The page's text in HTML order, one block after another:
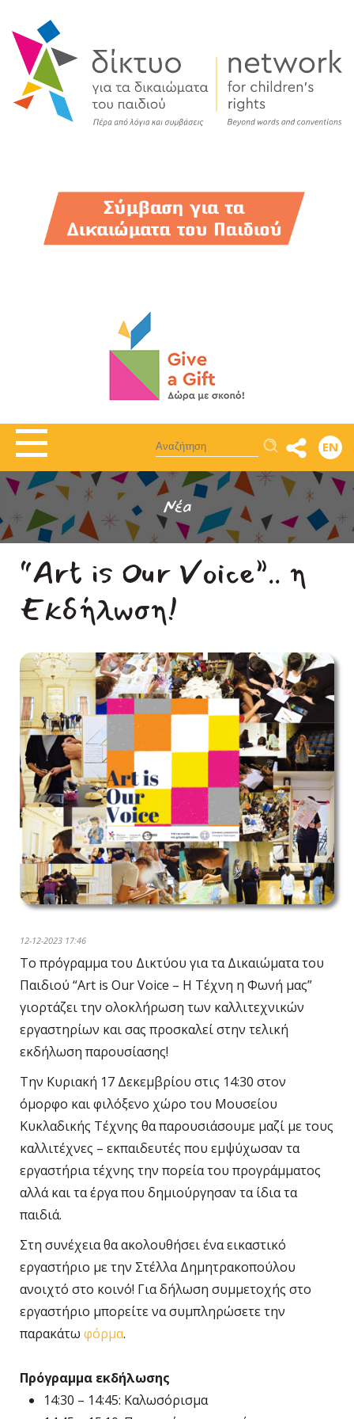
Αναζήτηση EN
Νέα
“Art is Our Voice”.. η
Εκδήλωση!
12-12-2023 17:46
Το πρόγραμμα του Δικτύου για τα Δικαιώματα του
Παιδιού “Art is Our Voice – Η Τέχνη η Φωνή μας”
γιορτάζει την ολοκλήρωση των καλλιτεχνικών
εργαστηρίων και σας προσκαλεί στην τελική
εκδήλωση παρουσίασης!
Την Κυριακή 17 Δεκεμβρίου στις 14:30 στον
όμορφο και φιλόξενο χώρο του Μουσείου
Κυκλαδικής Τέχνης θα παρουσιάσουμε μαζί με τους
καλλιτέχνες – εκπαιδευτές που εμψύχωσαν τα
εργαστήρια τέχνης την πορεία του προγράμματος
αλλά και τα έργα που δημιούργησαν τα ίδια τα
παιδιά.
Στη συνέχεια θα ακολουθήσει ένα εικαστικό
εργαστήριο με την Στέλλα Δημητρακοπούλου
ανοιχτό στο κοινό! Για δήλωση συμμετοχής στο
εργαστήριο μπορείτε να συμπληρώσετε την
παρακάτω φόρμα.
Πρόγραμμα εκδήλωσης
14:30 – 14:45: Καλωσόρισμα